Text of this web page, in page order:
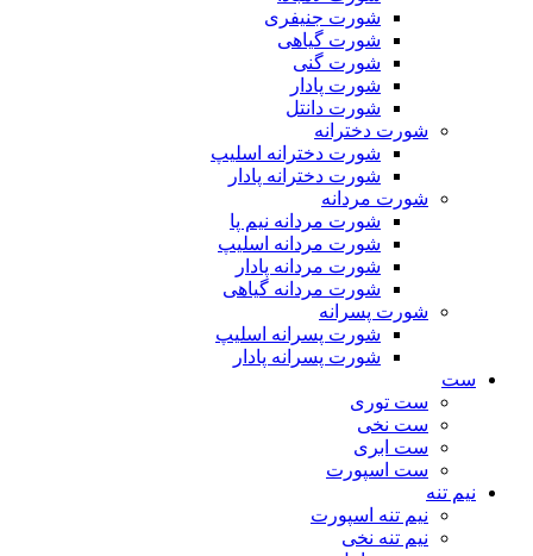
شورت جنیفری
شورت گیاهی
شورت گنی
شورت پادار
شورت دانتل
شورت دخترانه
شورت دخترانه اسلیپ
شورت دخترانه پادار
شورت مردانه
شورت مردانه نیم پا
شورت مردانه اسلیپ
شورت مردانه پادار
شورت مردانه گیاهی
شورت پسرانه
شورت پسرانه اسلیپ
شورت پسرانه پادار
ست
ست توری
ست نخی
ست ابری
ست اسپورت
نیم تنه
نیم تنه اسپورت
نیم تنه نخی